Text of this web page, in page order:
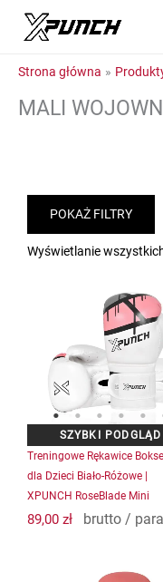
Strona główna
MALI
POKAŻ FILTRY
Wyświetlanie
Treningowe Rękawice
dla Dzieci Biało-Różowe |
XPUNCH RoseBlade Mini
89,00 zł brutto / para